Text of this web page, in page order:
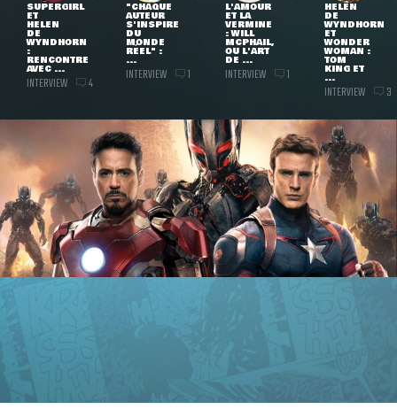
SUPERGIRL
ET
HELEN
DE
WYNDHORN
:
RENCONTRE
AVEC ...
INTERVIEW 4
"CHAQUE
AUTEUR
S'INSPIRE
DU
MONDE
RÉEL" :
...
INTERVIEW 1
L'AMOUR
ET LA
VERMINE
: WILL
MCPHAIL,
OU L'ART
DE ...
INTERVIEW 1
HELEN
DE
WYNDHORN
ET
WONDER
WOMAN :
TOM
KING ET
...
INTERVIEW 3